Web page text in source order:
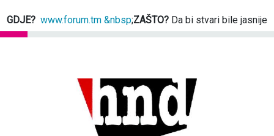
GDJE? www.forum.tm &nbsp;ZAŠTO? Da bi stvari bile jasnije